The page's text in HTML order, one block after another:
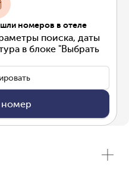
номеров в отеле
поиска, даты
в блоке "Выбрать
номер